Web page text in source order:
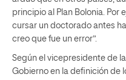
principio al Plan Bolonia. Por
cursar un doctorado antes
creo que fue un error”.
Según el vicepresidente de
Gobierno en la definición de